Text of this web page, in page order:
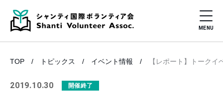
TOP トピックス イベント情報 【レポート】トーク
2019.10.30 開催終了